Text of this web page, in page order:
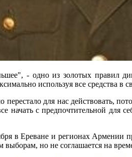
- одно из золотых правил
используя все средства в
для нас действовать,
начать с предпочтительной
в Ереване и регионах
но не соглашается на